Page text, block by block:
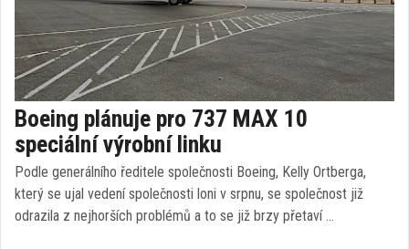
Boeing plánuje pro 737 MAX 10
speciální výrobní linku
Podle generálního ředitele společnosti Boeing, Kelly Ortberga,
který se ujal vedení společnosti loni v srpnu, se společnost již
odrazila z nejhorších problémů a to se již brzy přetaví …